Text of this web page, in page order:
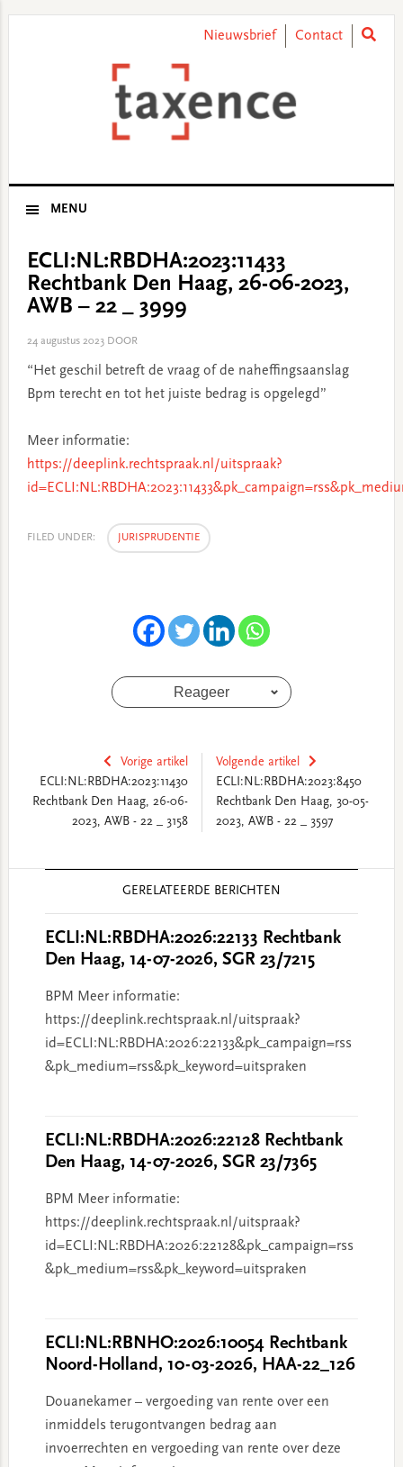
Nieuwsbrief Contact
MENU
ECLI:NL:RBDHA:2023:11433
Rechtbank Den Haag, 26-06-2023,
AWB – 22 _ 3999
24 augustus 2023DOOR
“Het geschil betreft de vraag of de naheffingsaanslag
Bpm terecht en tot het juiste bedrag is opgelegd”
Meer informatie:
https://deeplink.rechtspraak.nl/uitspraak?
FILED UNDER: JURISPRUDENTIE
Reageer
Vorige artikel
ECLI:NL:RBDHA:2023:11430
Rechtbank Den Haag, 26-06-
2023, AWB - 22 _ 3158
Volgende artikel
ECLI:NL:RBDHA:2023:8450
Rechtbank Den Haag, 30-05-
2023, AWB - 22 _ 3597
GERELATEERDE BERICHTEN
ECLI:NL:RBDHA:2026:22133 Rechtbank
Den Haag, 14-07-2026, SGR 23/7215
BPM Meer informatie:
https://deeplink.rechtspraak.nl/uitspraak?
id=ECLI:NL:RBDHA:2026:22133&pk_campaign=rss
&pk_medium=rss&pk_keyword=uitspraken
ECLI:NL:RBDHA:2026:22128 Rechtbank
Den Haag, 14-07-2026, SGR 23/7365
BPM Meer informatie:
https://deeplink.rechtspraak.nl/uitspraak?
id=ECLI:NL:RBDHA:2026:22128&pk_campaign=rss
&pk_medium=rss&pk_keyword=uitspraken
ECLI:NL:RBNHO:2026:10054 Rechtbank
Noord-Holland, 10-03-2026, HAA-22_126
Douanekamer – vergoeding van rente over een
inmiddels terugontvangen bedrag aan
invoerrechten en vergoeding van rente over deze